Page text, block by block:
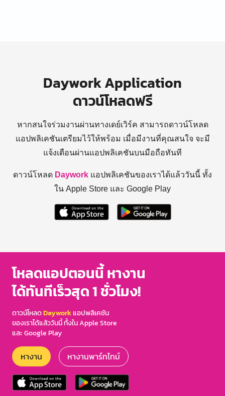
Daywork Application
ดาวน์โหลดฟรี
หากสนใจร่วมงานผ่านทางเดย์เวิร์ค สามารถดาวน์โหลด
แอปพลิเคชันเตรียมไว้ให้พร้อม เมื่อมีงานที่คุณสนใจ จะมี
แจ้งเตือนผ่านแอปพลิเคชันบนมือถือทันที
ดาวน์โหลด Daywork แอปพลิเคชันของเราได้แล้ววันนี้ ทั้ง
ใน Apple Store และ Google Play
โหลดแอปตอนนี้ หางาน
ได้ทันทีเร็วสุด 1 ชั่วโมง!
ดาวน์โหลดDayworkแอปพลิเคชัน
ของเราได้แล้ววันนี้ ทั้งใน Apple Store
และ Google Play
หางาน หางานพาร์ทไทม์